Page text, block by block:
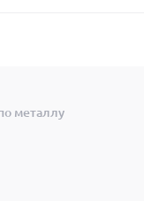
металлу